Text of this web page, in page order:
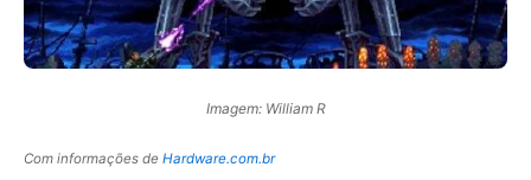
Imagem: William R
Com informações de Hardware.com.br